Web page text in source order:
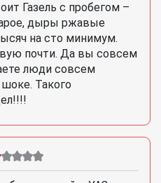
Газель с пробегом –
дыры ржавые
на сто минимум.
почти. Да вы совсем
люди совсем
Такого